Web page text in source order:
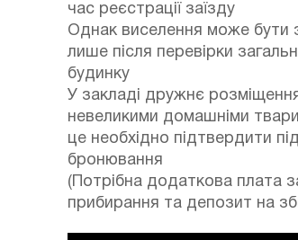
час реєстрації заїзду
Однак виселення може бути
лише після перевірки
будинку
У закладі дружнє
невеликими домашніми
це необхідно підтвердити
бронювання
(Потрібна додаткова плата
прибирання та депозит на